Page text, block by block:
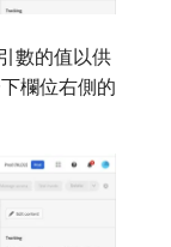
數的值以供
欄位右側的​